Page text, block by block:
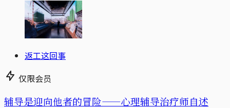
返工这回事
仅限会员
辅导是迎向他者的冒险——心理辅导治疗师自述